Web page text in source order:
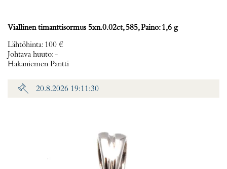
Viallinen timanttisormus 5xn.0.02ct, 585, Paino: 1,6 g
Lähtöhinta: 100 €
Johtava huuto:-
Hakaniemen Pantti
20.8.2026 19:11:30